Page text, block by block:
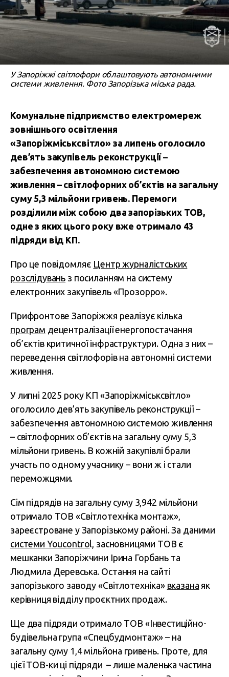
У Запоріжжі світлофори облаштовують автономними
системи живлення. Фото Запорізька міська рада.
Комунальне підприємство електромереж
зовнішнього освітлення
«Запоріжміськсвітло» за липень оголосило
дев’ять закупівель реконструкції –
забезпечення автономною системою
живлення – світлофорних об’єктів на загальну
суму 5,3 мільйони гривень. Перемоги
розділили між собою два запорізьких ТОВ,
одне з яких цього року вже отримало 43
підряди від КП.
Про це повідомляє Центр журналістських
розслідувань з посиланням на систему
електронних закупівель «Прозорро».
Прифронтове Запоріжжя реалізує кілька
програм децентралізації енергопостачання
об’єктів критичної інфраструктури. Одна з них –
переведення світлофорів на автономні системи
живлення.
У липні 2025 року КП «Запоріжміськсвітло»
оголосило дев’ять закупівель реконструкції –
забезпечення автономною системою живлення
– світлофорних об’єктів на загальну суму 5,3
мільйони гривень. В кожній закупівлі брали
участь по одному учаснику – вони ж і стали
переможцями.
Сім підрядів на загальну суму 3,942 мільйони
отримало ТОВ «Світлотехніка монтаж»,
зареєстроване у Запорізькому районі. За даними
системи Youcontrol, засновницями ТОВ є
мешканки Запоріжчини Ірина Горбань та
Людмила Деревська. Остання на сайті
запорізького заводу «Світлотехніка» вказана як
керівниця відділу проєктних продаж.
Ще два підряди отримало ТОВ «Інвестиційно-
будівельна група «Спецбудмонтаж» – на
загальну суму 1,4 мільйона гривень. Проте, для
цієї ТОВ-ки ці підряди – лише маленька частина